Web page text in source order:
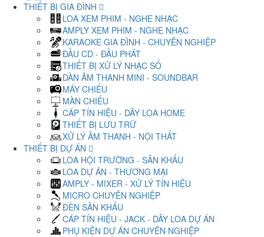
THIẾT BỊ GIA ĐÌNH
LOA XEM PHIM - NGHE NHẠC
AMPLY XEM PHIM - NGHE NHẠC
KARAOKE GIA ĐÌNH - CHUYÊN NGHIỆP
ĐẦU CD - ĐẦU PHÁT
THIẾT BỊ XỬ LÝ NHẠC SỐ
DÀN ÂM THANH MINI - SOUNDBAR
MÁY CHIẾU
MÀN CHIẾU
CÁP TÍN HIỆU - DÂY LOA HOME
THIẾT BỊ LƯU TRỮ
XỬ LÝ ÂM THANH - NỘI THẤT
THIẾT BỊ DỰ ÁN
LOA HỘI TRƯỜNG - SÂN KHẤU
LOA DỰ ÁN - THƯƠNG MẠI
AMPLY - MIXER - XỬ LÝ TÍN HIỆU
MICRO CHUYÊN NGHIỆP
ĐÈN SÂN KHẤU
CÁP TÍN HIỆU - JACK - DÂY LOA DỰ ÁN
PHỤ KIỆN DỰ ÁN CHUYÊN NGHIỆP